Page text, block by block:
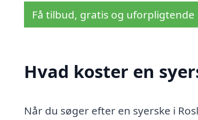
Få tilbud, gratis og uforpligtende
Hvad koster en
Når du søger efter en syerske i